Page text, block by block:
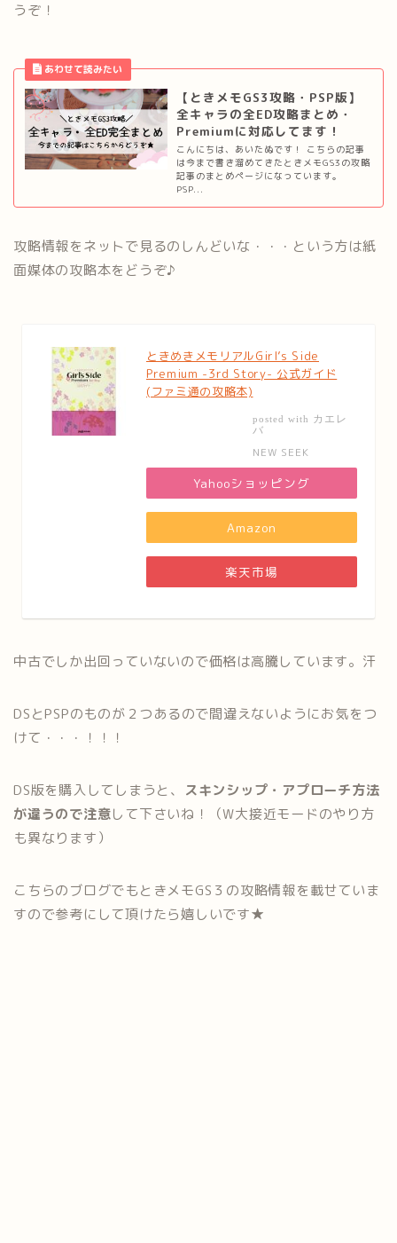
うぞ！
【ときメモGS3攻略・PSP版】
全キャラの全ED攻略まとめ・
Premiumに対応してます！
こんにちは、あいたぬです！ こちらの記事
は今まで書き溜めてきたときメモGS3の攻略
記事のまとめページになっています。
PSP...
攻略情報をネットで見るのしんどいな・・・という方は紙
面媒体の攻略本をどうぞ♪
ときめきメモリアルGirl’s Side
Premium -3rd Story- 公式ガイド
(ファミ通の攻略本)
posted with カエレ
バ
NEW SEEK
Yahooショッピング
Amazon
楽天市場
中古でしか出回っていないので価格は高騰しています。汗
DSとPSPのものが２つあるので間違えないようにお気をつ
けて・・・！！！
DS版を購入してしまうと、
スキンシップ・アプローチ方法
が違うので注意して下さいね！（W大接近モードのやり方
も異なります）
こちらのブログでもときメモGS３の攻略情報を載せていま
すので参考にして頂けたら嬉しいです★